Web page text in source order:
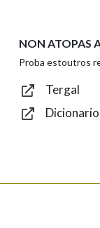
Enviar
NON ATOPAS
Proba estoutros
Tergal